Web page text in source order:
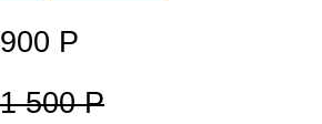
900 Р
1 500Р